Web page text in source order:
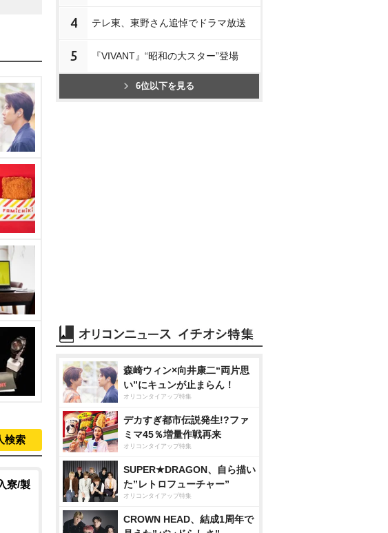
検索
寮/製
4 テレ東、東野さん追悼でドラマ放送
5 『VIVANT』“昭和の大スター”登場
6位以下を見る
森崎ウィン×向井康二“両片思
い”にキュンが止まらん！
オリコンタイアップ特集
デカすぎ都市伝説発生!?ファ
ミマ45％増量作戦再来
オリコンタイアップ特集
SUPER★DRAGON、自ら描い
た”レトロフューチャー”
オリコンタイアップ特集
CROWN HEAD、結成1周年で